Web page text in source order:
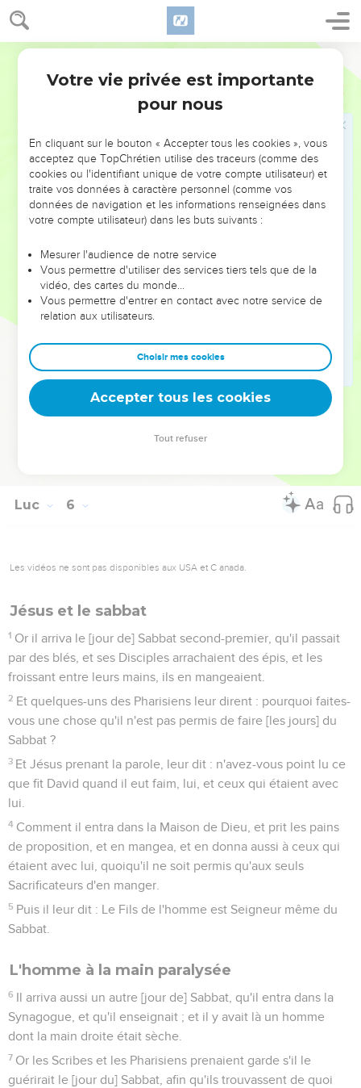
5
32 Je ne suis point venu appeler à la repentance les justes,
mais les pécheurs.
Jésus et le jeûne
Ils lui dirent aussi : pourquoi est-ce que les disciples de
Jean jeûnent souvent, et font des prières ; pareillement aussi
ceux des Pharisiens ; mais les tiens mangent et boivent ?
Et il leur dit : pouvez-vous faire jeûner les amis de l'Epoux
pendant que l'Epoux est avec eux ?
Mais les jours viendront que l'Epoux leur sera ôté ; alors ils
Puis il leur dit cette similitude : personne ne met une
pièce d'un vêtement neuf à un vieux vêtement ; autrement
le neuf déchire [le vieux], et la pièce du neuf ne se rapporte
point au vieux.
Pareillement, personne ne met le vin nouveau dans de
vieux vaisseaux ; autrement le vin nouveau rompra les
vaisseaux, et se répandra, et les vaisseaux seront perdus.
Mais le vin nouveau doit être mis dans des vaisseaux
Luc 6
Les vidéos ne sont pas disponibles aux USA et C anada.
Jésus et le sabbat
1 Or il arriva le [jour de] Sabbat second-premier, qu'il passait
par des blés, et ses Disciples arrachaient des épis, et les
froissant entre leurs mains, ils en mangeaient.
2 Et quelques-uns des Pharisiens leur dirent : pourquoi faites-
vous une chose qu'il n'est pas permis de faire [les jours] du
Sabbat ?
3 Et Jésus prenant la parole, leur dit : n'avez-vous point lu ce
que fit David quand il eut faim, lui, et ceux qui étaient avec
lui.
4 Comment il entra dans la Maison de Dieu, et prit les pains
de proposition, et en mangea, et en donna aussi à ceux qui
étaient avec lui, quoiqu'il ne soit permis qu'aux seuls
Sacrificateurs d'en manger.
5 Puis il leur dit : Le Fils de l'homme est Seigneur même du
Sabbat.
L'homme à la main paralysée
6 Il arriva aussi un autre [jour de] Sabbat, qu'il entra dans la
Synagogue, et qu'il enseignait ; et il y avait là un homme
dont la main droite était sèche.
7 Or les Scribes et les Pharisiens prenaient garde s'il le
guérirait le [jour du] Sabbat, afin qu'ils trouvassent de quoi
Votre vie privée est importante
pour nous
En cliquant sur le bouton « Accepter tous les cookies », vous
acceptez que TopChrétien utilise des traceurs (comme des
cookies ou l'identifiant unique de votre compte utilisateur) et
traite vos données à caractère personnel (comme vos
données de navigation et les informations renseignées dans
votre compte utilisateur) dans les buts suivants :
Mesurer l'audience de notre service
Vous permettre d'utiliser des services tiers tels que de la
vidéo, des cartes du monde…
Vous permettre d'entrer en contact avec notre service de
relation aux utilisateurs.
Choisir mes cookies
Accepter tous les cookies
Tout refuser